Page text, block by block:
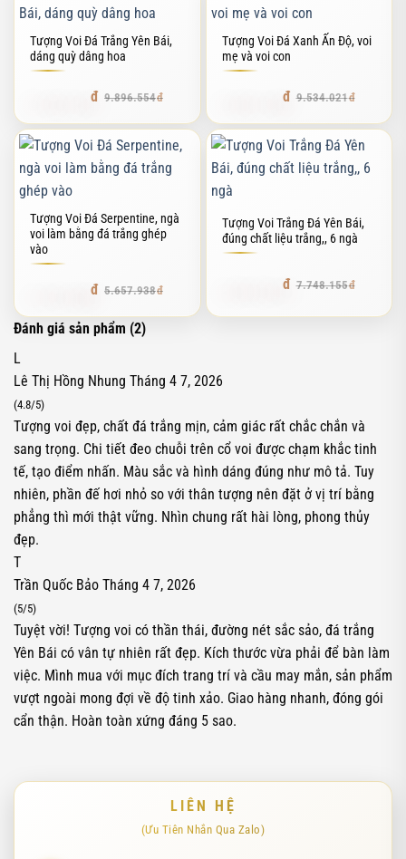
Tượng Voi Đá Trắng Yên Bái,
dáng quỳ dâng hoa
9.896.554
Tượng Voi Đá Xanh Ấn Độ, voi
mẹ và voi con
9.534.021
Tượng Voi Đá Serpentine, ngà
voi làm bằng đá trắng ghép
vào
5.657.938
Tượng Voi Trắng Đá Yên Bái,
đúng chất liệu trắng,, 6 ngà
7.748.155
Đánh giá sản phẩm (2)
L
Lê Thị Hồng Nhung Tháng 4 7, 2026
(4.8/5)
Tượng voi đẹp, chất đá trắng mịn, cảm giác rất chắc chắn và
sang trọng. Chi tiết đeo chuỗi trên cổ voi được chạm khắc tinh
tế, tạo điểm nhấn. Màu sắc và hình dáng đúng như mô tả. Tuy
nhiên, phần đế hơi nhỏ so với thân tượng nên đặt ở vị trí bằng
phẳng thì mới thật vững. Nhìn chung rất hài lòng, phong thủy
đẹp.
T
Trần Quốc Bảo Tháng 4 7, 2026
(5/5)
Tuyệt vời! Tượng voi có thần thái, đường nét sắc sảo, đá trắng
Yên Bái có vân tự nhiên rất đẹp. Kích thước vừa phải để bàn làm
việc. Mình mua với mục đích trang trí và cầu may mắn, sản phẩm
vượt ngoài mong đợi về độ tinh xảo. Giao hàng nhanh, đóng gói
cẩn thận. Hoàn toàn xứng đáng 5 sao.
LIÊN HỆ
(Ưu Tiên Nhắn Qua Zalo)